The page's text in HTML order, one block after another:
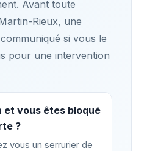
Avant toute
Rieux, une
si vous le
pour une intervention
et vous êtes bloqué
?
vous un serrurier de